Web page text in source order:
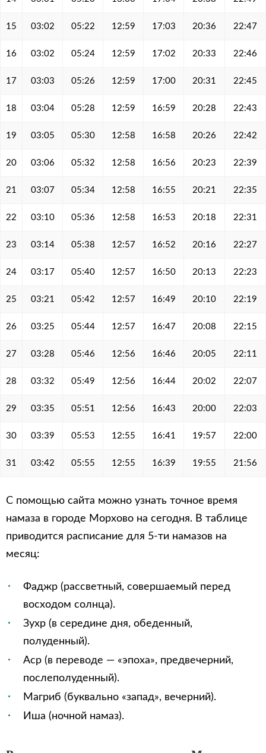
15 03:02 05:22 12:59 17:03 20:36 22:47
16 03:02 05:24 12:59 17:02 20:33 22:46
17 03:03 05:26 12:59 17:00 20:31 22:45
18 03:04 05:28 12:59 16:59 20:28 22:43
19 03:05 05:30 12:58 16:58 20:26 22:42
20 03:06 05:32 12:58 16:56 20:23 22:39
21 03:07 05:34 12:58 16:55 20:21 22:35
22 03:10 05:36 12:58 16:53 20:18 22:31
23 03:14 05:38 12:57 16:52 20:16 22:27
24 03:17 05:40 12:57 16:50 20:13 22:23
25 03:21 05:42 12:57 16:49 20:10 22:19
26 03:25 05:44 12:57 16:47 20:08 22:15
27 03:28 05:46 12:56 16:46 20:05 22:11
28 03:32 05:49 12:56 16:44 20:02 22:07
29 03:35 05:51 12:56 16:43 20:00 22:03
30 03:39 05:53 12:55 16:41 19:57 22:00
31 03:42 05:55 12:55 16:39 19:55 21:56
С помощью сайта можно узнать точное время
намаза в городе Морхово на сегодня. В таблице
приводится расписание для 5-ти намазов на
месяц:
Фаджр (рассветный, совершаемый перед
восходом солнца).
Зухр (в середине дня, обеденный,
полуденный).
Аср (в переводе — «эпоха», предвечерний,
послеполуденный).
Магриб (буквально «запад», вечерний).
Иша (ночной намаз).